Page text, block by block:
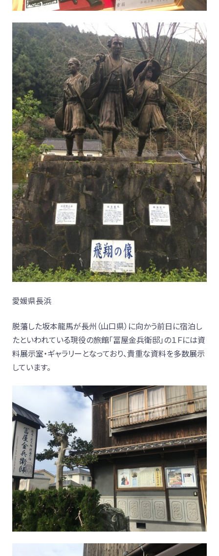
愛媛県長浜
脱藩した坂本龍馬が長州（山口県）に向かう前日に宿泊し
たといわれている現役の旅館「冨屋金兵衛邸」の１Ｆには資
料展示室・ギャラリーとなっており、貴重な資料を多数展示
しています。